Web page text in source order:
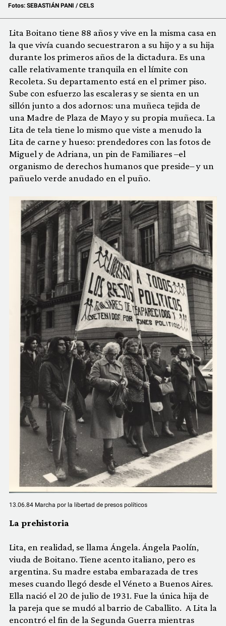
Fotos: SEBASTIÁN PANI / CELS
Lita Boitano tiene 88 años y vive en la misma casa en
la que vivía cuando secuestraron a su hijo y a su hija
durante los primeros años de la dictadura. Es una
calle relativamente tranquila en el límite con
Recoleta. Su departamento está en el primer piso.
Sube con esfuerzo las escaleras y se sienta en un
sillón junto a dos adornos: una muñeca tejida de
una Madre de Plaza de Mayo y su propia muñeca. La
Lita de tela tiene lo mismo que viste a menudo la
Lita de carne y hueso: prendedores con las fotos de
Miguel y de Adriana, un pin de Familiares –el
organismo de derechos humanos que preside– y un
pañuelo verde anudado en el puño.
13.06.84 Marcha por la libertad de presos políticos
La prehistoria
Lita, en realidad, se llama Ángela. Ángela Paolín,
viuda de Boitano. Tiene acento italiano, pero es
argentina. Su madre estaba embarazada de tres
meses cuando llegó desde el Véneto a Buenos Aires.
Ella nació el 20 de julio de 1931. Fue la única hija de
la pareja que se mudó al barrio de Caballito. A Lita la
encontró el fin de la Segunda Guerra mientras